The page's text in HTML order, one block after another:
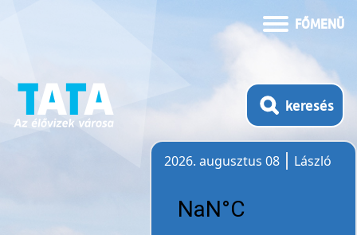
FŐMENÜ
keresés
2026. augusztus 08
László